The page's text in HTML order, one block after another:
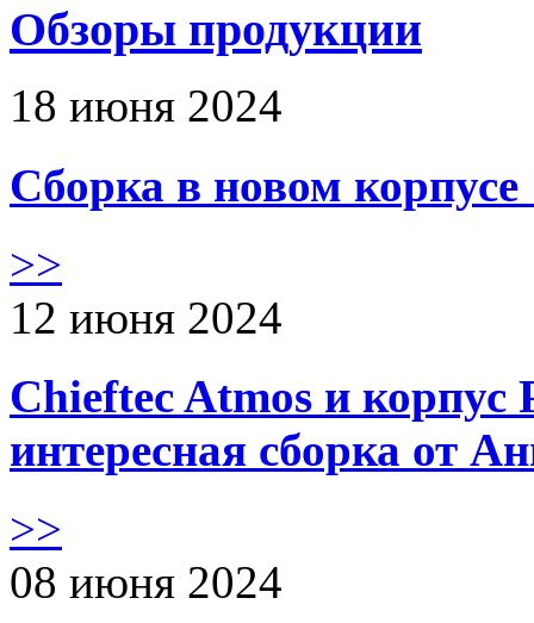
Обзоры продукции
18 июня 2024
Сборка в новом
>>
12 июня 2024
Chieftec Atmos и корпус
интересная сборка от
>>
08 июня 2024